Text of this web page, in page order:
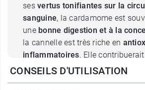
ses vertus tonifiantes sur la
sanguine, la cardamome est
une bonne digestion et à la
la cannelle est très riche en
inflammatoires. Elle
soutenir l'organisme contre le
CONSEILS D'UTILISATION